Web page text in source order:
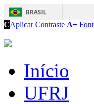
BRASIL
CAplicar Contraste A+
Início
UFRJ